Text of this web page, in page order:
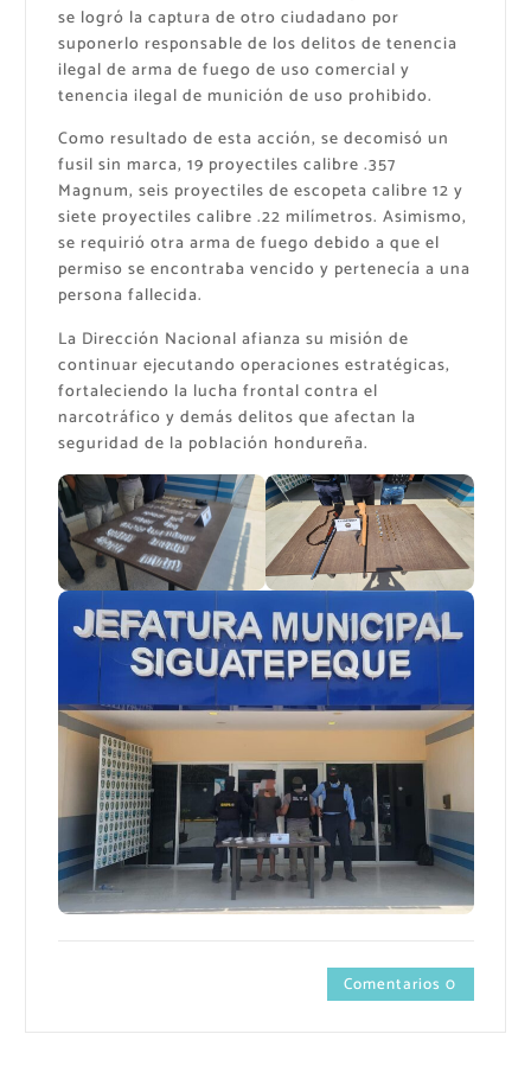
se logró la captura de otro ciudadano por
suponerlo responsable de los delitos de tenencia
ilegal de arma de fuego de uso comercial y
tenencia ilegal de munición de uso prohibido.
Como resultado de esta acción, se decomisó un
fusil sin marca, 19 proyectiles calibre .357
Magnum, seis proyectiles de escopeta calibre 12 y
siete proyectiles calibre .22 milímetros. Asimismo,
se requirió otra arma de fuego debido a que el
permiso se encontraba vencido y pertenecía a una
persona fallecida.
La Dirección Nacional afianza su misión de
continuar ejecutando operaciones estratégicas,
fortaleciendo la lucha frontal contra el
narcotráfico y demás delitos que afectan la
seguridad de la población hondureña.
Comentarios 0